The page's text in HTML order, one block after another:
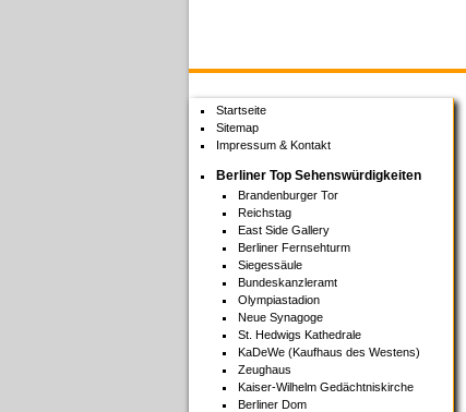
Startseite
Sitemap
Impressum & Kontakt
Berliner Top Sehenswürdigkeiten
Brandenburger Tor
Reichstag
East Side Gallery
Berliner Fernsehturm
Siegessäule
Bundeskanzleramt
Olympiastadion
Neue Synagoge
St. Hedwigs Kathedrale
KaDeWe (Kaufhaus des Westens)
Zeughaus
Kaiser-Wilhelm Gedächtniskirche
Berliner Dom